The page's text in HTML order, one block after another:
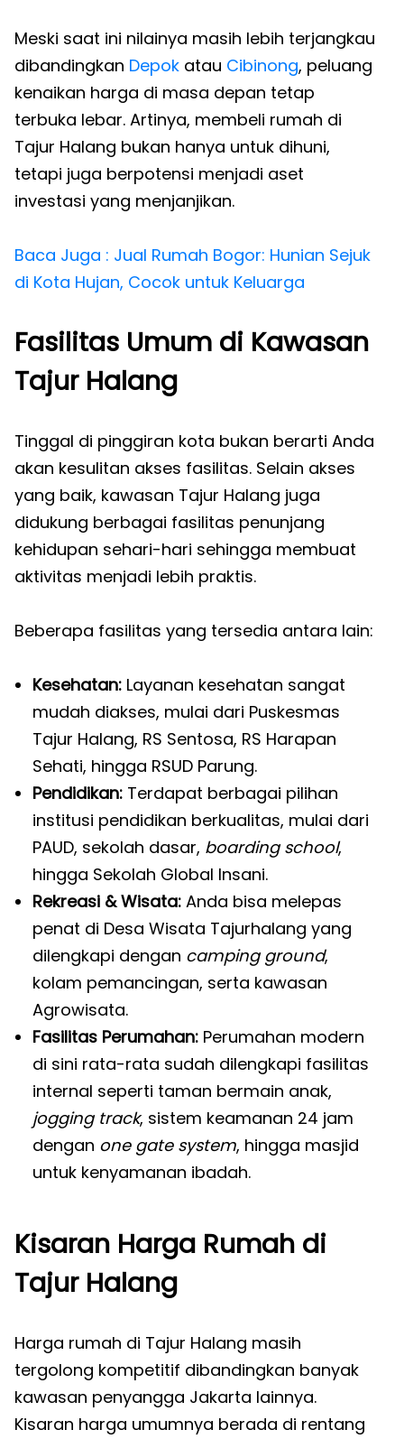
Meski saat ini nilainya masih lebih terjangkau
dibandingkan Depok atau Cibinong, peluang
kenaikan harga di masa depan tetap
terbuka lebar. Artinya, membeli rumah di
Tajur Halang bukan hanya untuk dihuni,
tetapi juga berpotensi menjadi aset
investasi yang menjanjikan.
Baca Juga : Jual Rumah Bogor: Hunian Sejuk
di Kota Hujan, Cocok untuk Keluarga
Fasilitas Umum di Kawasan
Tajur Halang
Tinggal di pinggiran kota bukan berarti Anda
akan kesulitan akses fasilitas. Selain akses
yang baik, kawasan Tajur Halang juga
didukung berbagai fasilitas penunjang
kehidupan sehari-hari sehingga membuat
aktivitas menjadi lebih praktis.
Beberapa fasilitas yang tersedia antara lain:
Kesehatan: Layanan kesehatan sangat
mudah diakses, mulai dari Puskesmas
Tajur Halang, RS Sentosa, RS Harapan
Sehati, hingga RSUD Parung.
Pendidikan: Terdapat berbagai pilihan
institusi pendidikan berkualitas, mulai dari
PAUD, sekolah dasar, boarding school,
hingga Sekolah Global Insani.
Rekreasi & Wisata: Anda bisa melepas
penat di Desa Wisata Tajurhalang yang
dilengkapi dengan camping ground,
kolam pemancingan, serta kawasan
Agrowisata.
Fasilitas Perumahan: Perumahan modern
di sini rata-rata sudah dilengkapi fasilitas
internal seperti taman bermain anak,
jogging track, sistem keamanan 24 jam
dengan one gate system, hingga masjid
untuk kenyamanan ibadah.
Kisaran Harga Rumah di
Tajur Halang
Harga rumah di Tajur Halang masih
tergolong kompetitif dibandingkan banyak
kawasan penyangga Jakarta lainnya.
Kisaran harga umumnya berada di rentang